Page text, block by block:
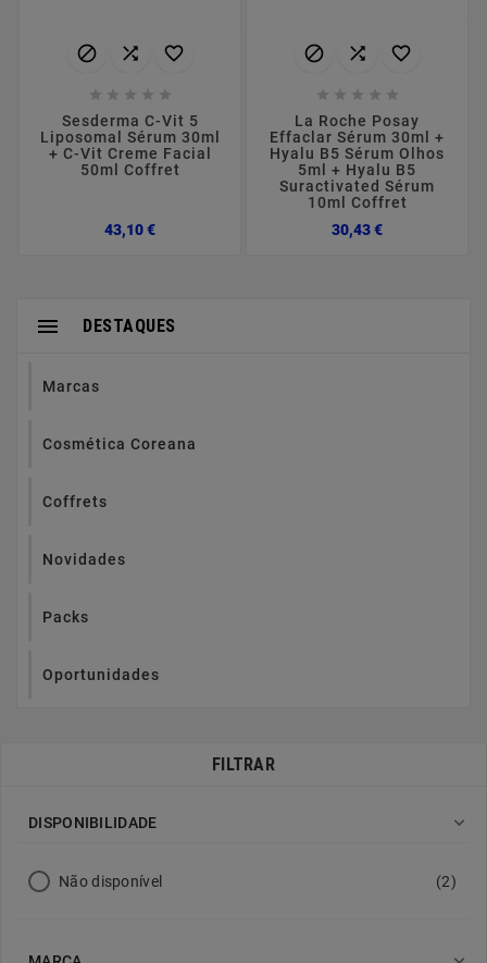
  
    
Sesderma C-Vit 5
Liposomal Sérum 30ml
+ C-Vit Creme Facial
50ml Coffret
43,10 €Preço
  
    
La Roche Posay
Effaclar Sérum 30ml +
Hyalu B5 Sérum Olhos
5ml + Hyalu B5
Suractivated Sérum
10ml Coffret
30,43 €Preço
DESTAQUES

Marcas
Cosmética Coreana
Coffrets
Novidades
Packs
Oportunidades
FILTRAR
DISPONIBILIDADE 
Não disponível (2)